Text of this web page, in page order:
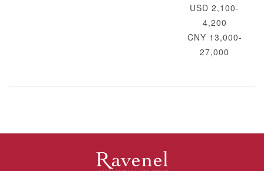
USD 2,100-
4,200
CNY 13,000-
27,000